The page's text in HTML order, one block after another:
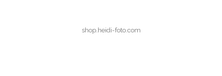
shop.heidi-foto.com